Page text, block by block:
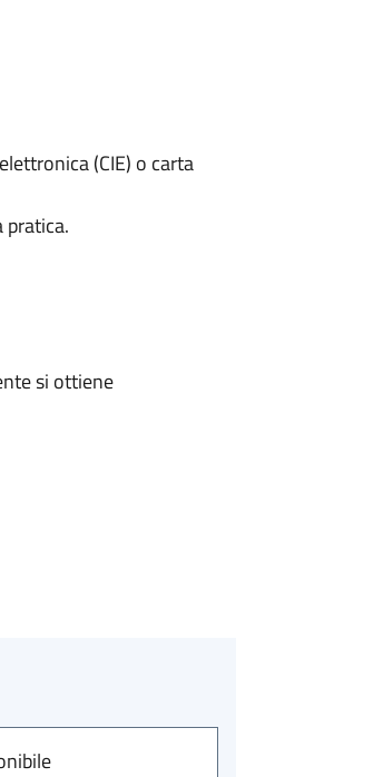
(CIE) o carta
si ottiene